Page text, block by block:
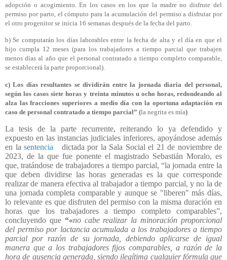
adopción o acogimiento. En los casos en los que la madre no disfrute del
permiso por parto, el cómputo para la acumulación del permiso a disfrutar por
el otro progenitor se inicia 16 semanas después de la fecha del parto.
b) Se computarán los días laborables entre la fecha de alta y el día en que el
hijo cumpla 12 meses (para los trabajadores a tiempo parcial que trabajen
menos días al año que el personal contratado a tiempo completo comparable,
se establecerá la parte proporcional).
c) Los días resultantes se dividirán entre la jornada diaria del personal,
según los casos siete horas y treinta minutos u ocho horas, redondeando al
alza las fracciones superiores a medio día con la oportuna adaptación en
caso de personal contratado a tiempo parcial” (la negrita es mía)
La tesis de la parte recurrente, reiterando lo ya defendido y
expuesto en las instancias judiciales inferiores, apoyándose además
en la sentencia
dictada por la Sala Social el 21 de noviembre de
2023, de la que fue ponente el magistrado Sebastián Moralo, es
que, tratándose de trabajadores a tiempo parcial, “la jornada entre la
que deben dividirse las horas generadas es la que corresponde
realizar de manera efectiva al trabajador a tiempo parcial, y no la de
una jornada completa comparable y aunque se "liberen" más días,
lo relevante es que disfruten del permiso con la misma duración en
horas que los trabajadores a tiempo completo comparables”,
concluyendo que “«no cabe realizar la minoración proporcional
del permiso por lactancia acumulada a los trabajadores a tiempo
parcial por razón de su jornada, debiendo aplicarse de igual
manera que a los trabajadores fijos comparables, a razón de la
hora de ausencia generada, siendo ilegítima cualquier fórmula que